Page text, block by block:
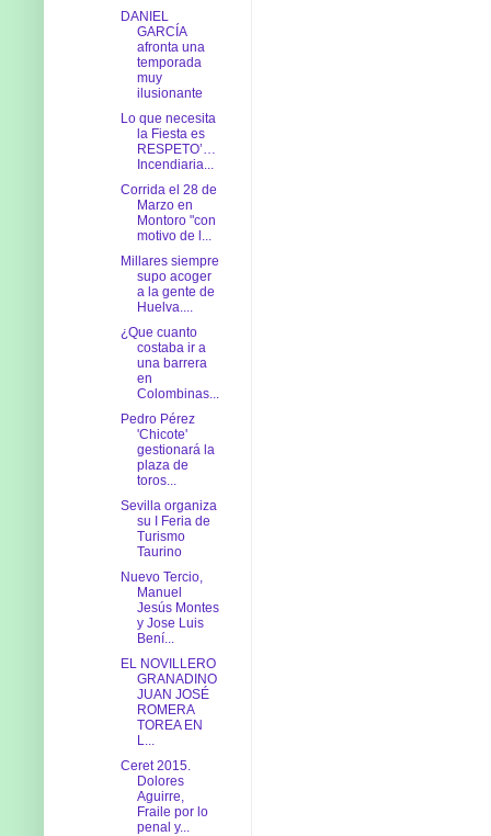
DANIEL
GARCÍA
afronta una
temporada
muy
ilusionante
Lo que necesita
la Fiesta es
RESPETO’…
Incendiaria...
Corrida el 28 de
Marzo en
Montoro "con
motivo de l...
Millares siempre
supo acoger
a la gente de
Huelva....
¿Que cuanto
costaba ir a
una barrera
en
Colombinas...
Pedro Pérez
'Chicote'
gestionará la
plaza de
toros...
Sevilla organiza
su I Feria de
Turismo
Taurino
Nuevo Tercio,
Manuel
Jesús Montes
y Jose Luis
Bení...
EL NOVILLERO
GRANADINO
JUAN JOSÉ
ROMERA
TOREA EN
L...
Ceret 2015.
Dolores
Aguirre,
Fraile por lo
penal y...